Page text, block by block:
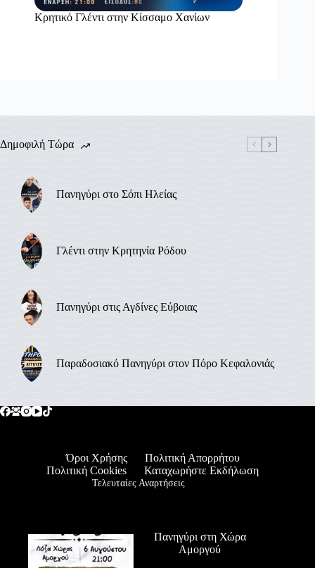
Κρητικό Γλέντι στην Κίσσαμο Χανίων
Δημοφιλή Τώρα
Πανηγύρι στο Σόπι Ηλείας
Γλέντι στην Κρητηνία Ρόδου
Πανηγύρι στις Αγδίνες Εύβοιας
Παραδοσιακό Πανηγύρι στον Πόρο Κεφαλονιάς
Όροι Χρήσης
Πολιτική Απορρήτου
Πολιτική Cookies
Καταχωρήστε Εκδήλωση
Τελευταίες Αναρτήσεις
Πανηγύρι στη Χώρα
Αμοργού